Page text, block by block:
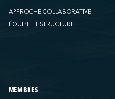
APPROCHE COLLABORATIVE
ÉQUIPE ET STRUCTURE
MEMBRES